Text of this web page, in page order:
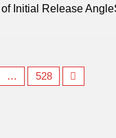
Initial Release
… 528